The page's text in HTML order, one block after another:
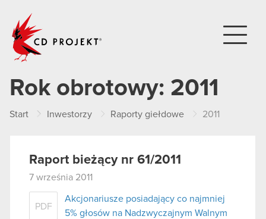
Rok obrotowy: 2011
Start Inwestorzy Raporty giełdowe 2011
Raport bieżący nr 61/2011
7 września 2011
PDF
Akcjonariusze posiadający co najmniej
5% głosów na Nadzwyczajnym Walnym